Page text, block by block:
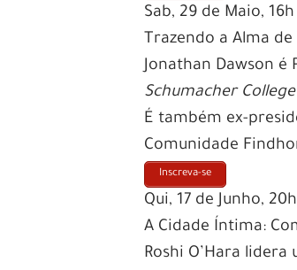
Sab, 29 de Maio,
Trazendo a Alma
Jonathan Dawson
Schumacher College
É também ex-
Comunidade
Inscreva-se
Qui, 17 de Junho, 20h
A Cidade Íntima:
Roshi O’Hara